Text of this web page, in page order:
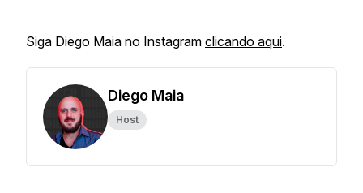
Siga Diego Maia no Instagram clicando aqui.
Diego Maia
Host